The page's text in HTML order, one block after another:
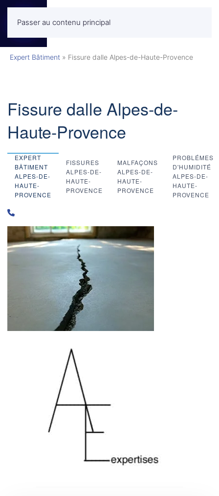
Passer au contenu principalMENU
Expert Bâtiment » Fissure dalle Alpes-de-Haute-Provence
Fissure dalle Alpes-de-
Haute-Provence
EXPERT
BÂTIMENT
ALPES-DE-
HAUTE-
PROVENCE
FISSURES
ALPES-DE-
HAUTE-
PROVENCE
MALFAÇONS
ALPES-DE-
HAUTE-
PROVENCE
PROBLÉMES
D'HUMIDITÉ
ALPES-DE-
HAUTE-
PROVENCE